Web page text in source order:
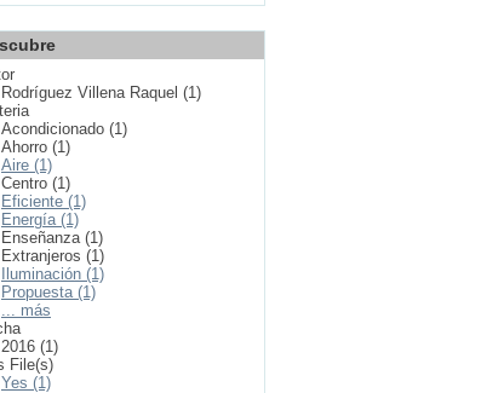
Rodríguez Villena Raquel (1)
Acondicionado (1)
Ahorro (1)
Aire (1)
Centro (1)
Eficiente (1)
Energía (1)
Enseñanza (1)
Extranjeros (1)
Iluminación (1)
Propuesta (1)
... más
2016 (1)
File(s)
Yes (1)